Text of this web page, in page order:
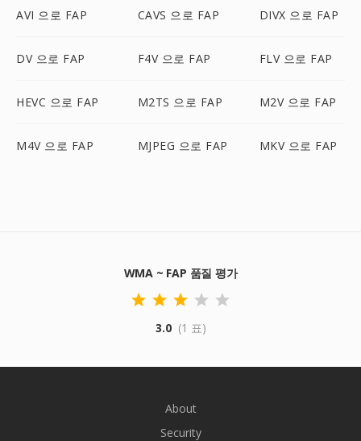
AVI 으로 FAP CAVS 으로 FAP DIVX 으로 FAP
DV 으로 FAP F4V 으로 FAP FLV 으로 FAP
HEVC 으로 FAP M2TS 으로 FAP M2V 으로 FAP
M4V 으로 FAP MJPEG 으로 FAP MKV 으로 FAP
WMA ~ FAP 품질 평가
3.0 (1 표)
About
Security